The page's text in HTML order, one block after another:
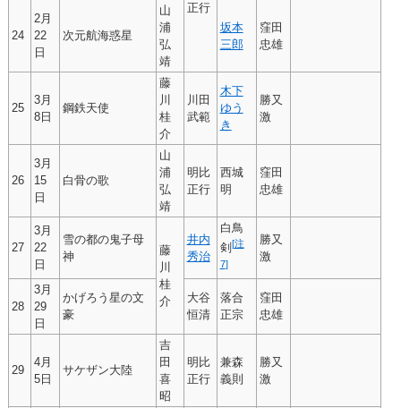
正行
24
2月
22
日
次元航海惑星
山
浦
弘
靖
坂本
三郎
窪田
忠雄
25
3月
8日
鋼鉄天使
藤
川
桂
介
川田
武範
木下
ゆう
き
勝又
激
26
3月
15
日
白骨の歌
山
浦
弘
靖
明比
正行
西城
明
窪田
忠雄
27
3月
22
日
雪の都の鬼子母
神
藤
川
桂
介
井内
秀治
白鳥
剣 [注
7]
勝又
激
28
3月
29
日
かげろう星の文
豪
大谷
恒清
落合
正宗
窪田
忠雄
29
4月
5日
サケザン大陸
吉
田
喜
昭
明比
正行
兼森
義則
勝又
激